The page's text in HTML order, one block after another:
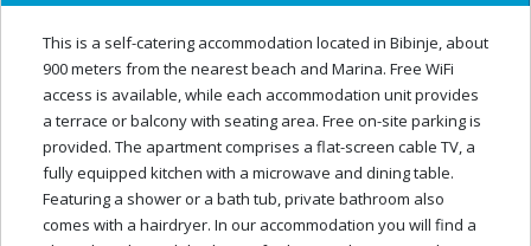
This is a self-catering accommodation located in Bibinje, about
900 meters from the nearest beach and Marina. Free WiFi
access is available, while each accommodation unit provides
a terrace or balcony with seating area. Free on-site parking is
provided. The apartment comprises a flat-screen cable TV, a
fully equipped kitchen with a microwave and dining table.
Featuring a shower or a bath tub, private bathroom also
comes with a hairdryer. In our accommodation you will find a